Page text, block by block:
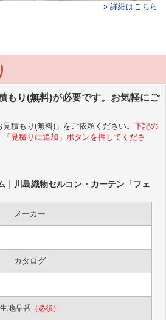
» 詳細はこちら
もり(無料)が必要です。お気軽にご
積もり(無料)」をご依頼ください。 下記の
見積りに追加」ボタンを押してくださ
｜川島織物セルコン・カーテン「フェ
メーカー
カタログ
生地品番 （必須）